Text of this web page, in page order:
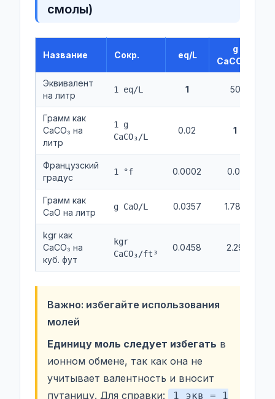
смолы)
Название Сокр. eq/L
g
CaCO₃/L
Эквивалент
на литр
1 eq/L 1 50
Грамм как
CaCO₃ на
литр
1 g
CaCO₃/L
0.02 1
Французский
градус
1 °f 0.0002 0.01
Грамм как
CaO на литр
g CaO/L 0.0357 1.786
kgr как
CaCO₃ на
куб. фут
kgr
CaCO₃/ft³
0.0458 2.29
Важно: избегайте использования
молей
Единицу моль следует избегать в
ионном обмене, так как она не
учитывает валентность и вносит
путаницу. Для справки:
1 экв = 1